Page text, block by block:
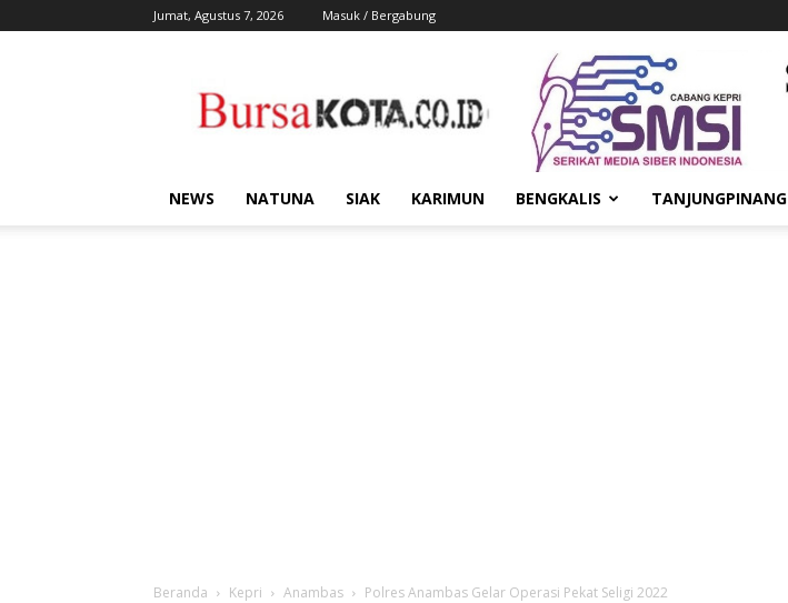
Jumat, Agustus 7, 2026 Masuk / Bergabung
Kota
NEWS NATUNA SIAK KARIMUN BENGKALIS TANJUNGPINANG
Beranda Kepri Anambas Polres Anambas Gelar Operasi Pekat Seligi 2022